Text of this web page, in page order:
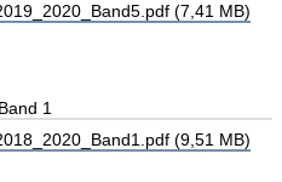
(7,41 MB)
1
(9,51 MB)